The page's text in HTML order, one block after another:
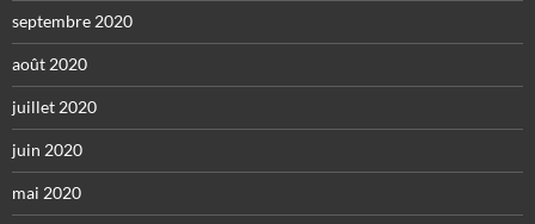
septembre 2020
août 2020
juillet 2020
juin 2020
mai 2020